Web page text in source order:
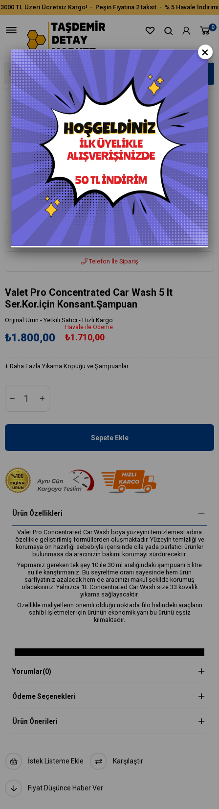
3000 TL Üzeri Ücretsiz Kargo! - Peşin Fiyatına 2 taksit - % 5 Havale İndirimi
0
›
Whatsapp ile Sipariş
Telefon İle Sipariş
Valet Pro Concentrated Car Wash 5 lt
Ser.Kor.için Konsant.Şampuan
Orijinal Ürün - Yetkili Satıcı - Hızlı Kargo
₺1.800,00
Havale ile Ödeme
₺1.710,00
+ Daha Fazla Yıkama Köpüğü ve Şampuanlar
Ürün Özellikleri
Valet Pro Concentrated Car Wash boya yüzeyini temizlemesi adına
özellikle geliştirilmiş formüllerden oluşmaktadır. Yüzeyin temizliği ve
korumaya ön hazırlığı sebebiyle içerisinde cila yada parlatıcı ürünler
bulunmasa da aracınızın bakımı korumayı sürdürecektir.
Yapmanız gereken tek şey 10 ile 30 ml aralığındaki şampuanı 5 litre
su ile karıştırmanız. Bu seyreltme oranı sayesinde hem ürün
sarfiyatınız azalacak hem de aracınızı makul şekilde korumuş
olacaksınız. Yalnızca 1L Concentrated Car Wash size 33 kovalık
yıkama sağlayacaktır.
Özellikle maliyetlerin önemli olduğu noktada filo halindeki araçların
sahibi işletmeler için ürünün ekonomik yanı bu ürünü eşsiz
kılmaktadır.
Yorumlar(0)
Ödeme Seçenekleri
Ürün Önerileri
İstek Listeme Ekle Karşılaştır
Fiyat Düşünce Haber Ver
×